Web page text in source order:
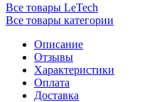
Все товары LeTech
Все товары категории
Описание
Отзывы
Характеристики
Оплата
Доставка